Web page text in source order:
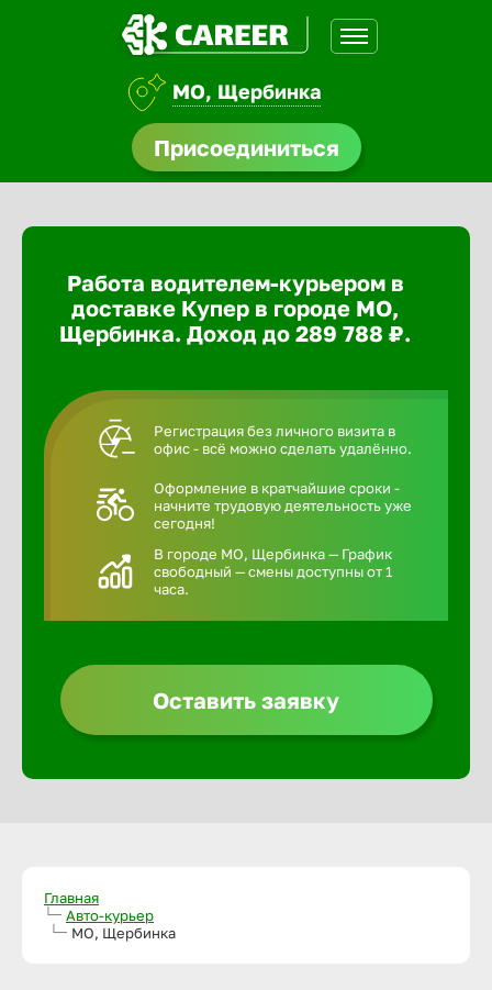
МО, Щербинка
Присоединиться
Работа водителем-курьером в
доставке Купер в городе МО,
Щербинка. Доход до 289 788 ₽.
Регистрация без личного визита в
офис - всё можно сделать удалённо.
Оформление в кратчайшие сроки -
начните трудовую деятельность уже
сегодня!
В городе МО, Щербинка — График
свободный — смены доступны от 1
часа.
Оставить заявку
Главная
Авто-курьер
МО, Щербинка